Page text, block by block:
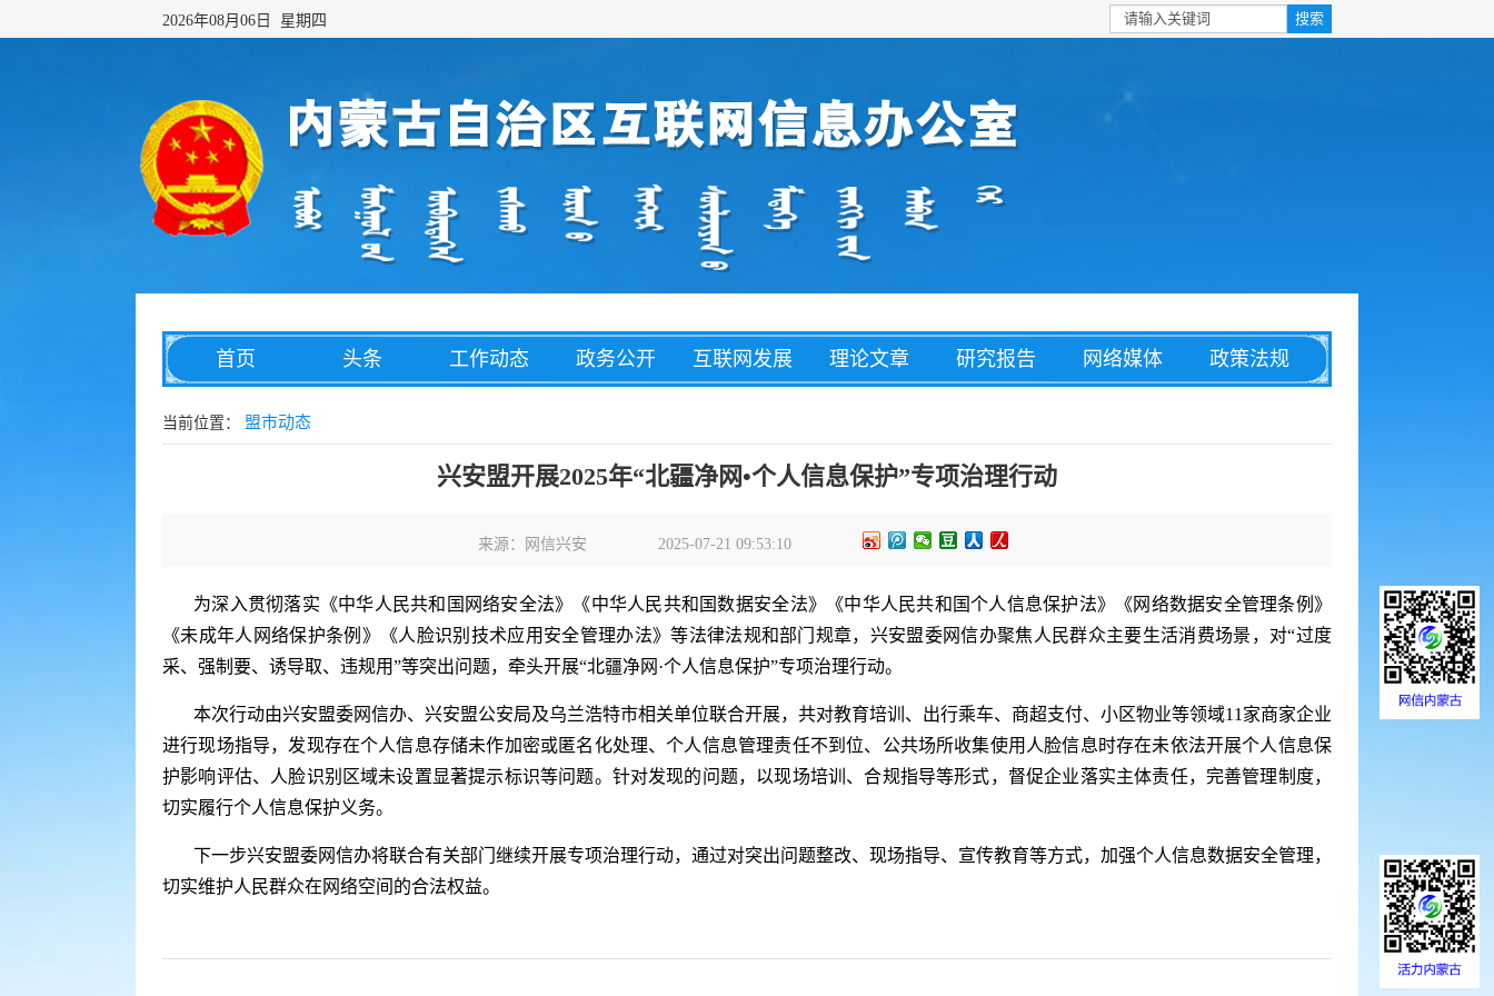
2026年08月06日 星期四
首页 头条 工作动态 政务公开 互联网发展 理论文章 研究报告 网络媒体 政策法规
网络传播
骗
当前位置： 盟市动态
兴安盟开展2025年“北疆净网•个人信息保护”专项治理行动
来源：网信兴安 2025-07-21 09:53:10
为深入贯彻落实《中华人民共和国网络安全法》《中华人民共和国数据安全法》《中华人民共和国个人信息保护法》《网络数据安全管理条例》
《未成年人网络保护条例》《人脸识别技术应用安全管理办法》等法律法规和部门规章，兴安盟委网信办聚焦人民群众主要生活消费场景，对“过度
采、强制要、诱导取、违规用”等突出问题，牵头开展“北疆净网·个人信息保护”专项治理行动。
本次行动由兴安盟委网信办、兴安盟公安局及乌兰浩特市相关单位联合开展，共对教育培训、出行乘车、商超支付、小区物业等领域11家商家企业
进行现场指导，发现存在个人信息存储未作加密或匿名化处理、个人信息管理责任不到位、公共场所收集使用人脸信息时存在未依法开展个人信息保
护影响评估、人脸识别区域未设置显著提示标识等问题。针对发现的问题，以现场培训、合规指导等形式，督促企业落实主体责任，完善管理制度，
切实履行个人信息保护义务。
下一步兴安盟委网信办将联合有关部门继续开展专项治理行动，通过对突出问题整改、现场指导、宣传教育等方式，加强个人信息数据安全管理，
切实维护人民群众在网络空间的合法权益。